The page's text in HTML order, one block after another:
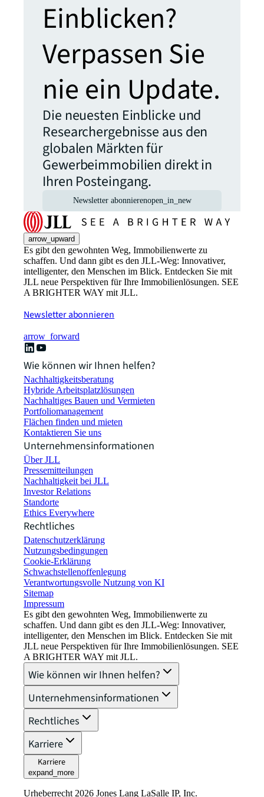
Einblicken?
Verpassen Sie
nie ein Update.
Die neuesten Einblicke und
Researchergebnisse aus den
globalen Märkten für
Gewerbeimmobilien direkt in
Ihren Posteingang.
Newsletter abonnierenopen_in_new
arrow_upward
Es gibt den gewohnten Weg, Immobilienwerte zu
schaffen. Und dann gibt es den JLL-Weg: Innovativer,
intelligenter, den Menschen im Blick. Entdecken Sie mit
JLL neue Perspektiven für Ihre Immobilienlösungen. SEE
A BRIGHTER WAY mit JLL.
Newsletter abonnieren
arrow_forward
Wie können wir Ihnen helfen?
Nachhaltigkeitsberatung
Hybride Arbeitsplatzlösungen
Nachhaltiges Bauen und Vermieten
Portfoliomanagement
Flächen finden und mieten
Kontaktieren Sie uns
Unternehmensinformationen
Über JLL
Pressemitteilungen
Nachhaltigkeit bei JLL
Investor Relations
Standorte
Ethics Everywhere
Rechtliches
Datenschutzerklärung
Nutzungsbedingungen
Cookie-Erklärung
Schwachstellenoffenlegung
Verantwortungsvolle Nutzung von KI
Sitemap
Impressum​
Es gibt den gewohnten Weg, Immobilienwerte zu
schaffen. Und dann gibt es den JLL-Weg: Innovativer,
intelligenter, den Menschen im Blick. Entdecken Sie mit
JLL neue Perspektiven für Ihre Immobilienlösungen. SEE
A BRIGHTER WAY mit JLL.
Wie können wir Ihnen helfen?
Unternehmensinformationen
Rechtliches
Karriere
Karriere
expand_more
Urheberrecht 2026 Jones Lang LaSalle IP, Inc.